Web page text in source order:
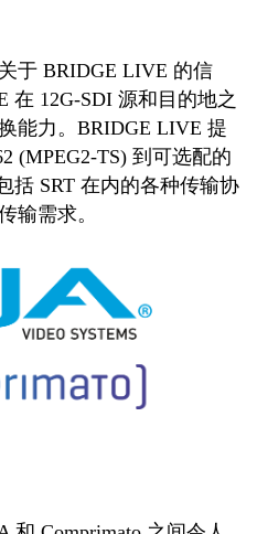
于 BRIDGE LIVE 的信
在 12G-SDI 源和目的地之
能力。BRIDGE LIVE 提
(MPEG2-TS) 到可选配的
括 SRT 在内的各种传输协
输需求。